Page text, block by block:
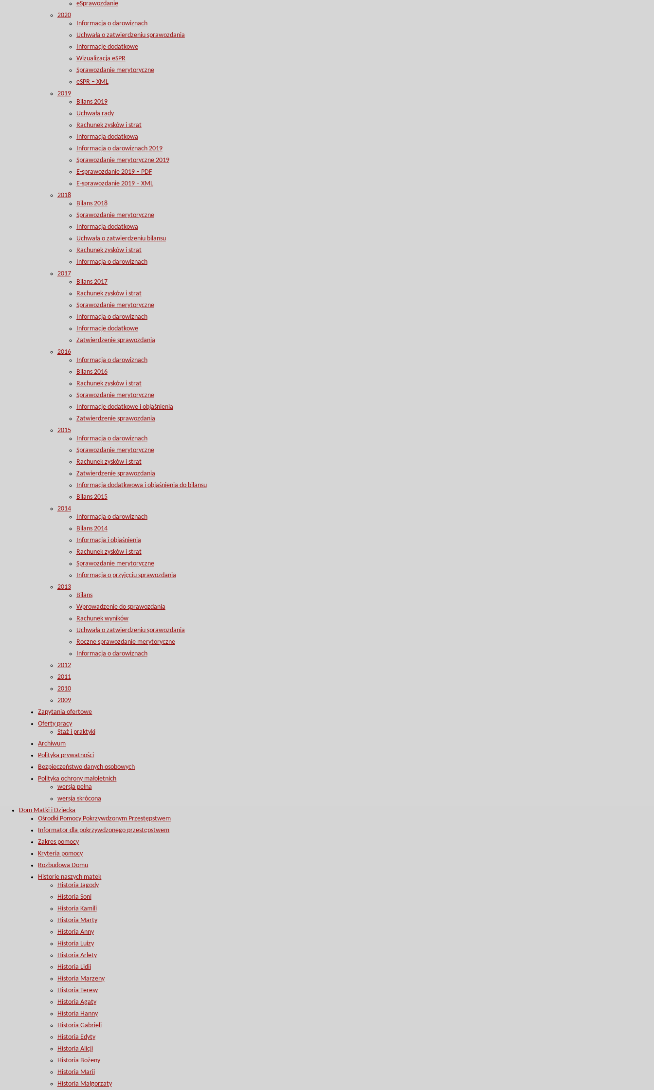
eSprawozdanie
2020
Informacja o darowiznach
Uchwała o zatwierdzeniu sprawozdania
Informacje dodatkowe
Wizualizacja eSPR
Sprawozdanie merytoryczne
eSPR – XML
2019
Bilans 2019
Uchwała rady
Rachunek zysków i strat
Informacja dodatkowa
Informacja o darowiznach 2019
Sprawozdanie merytoryczne 2019
E-sprawozdanie 2019 – PDF
E-sprawozdanie 2019 – XML
2018
Bilans 2018
Sprawozdanie merytoryczne
Informacja dodatkowa
Uchwała o zatwierdzeniu bilansu
Rachunek zysków i strat
Informacja o darowiznach
2017
Bilans 2017
Rachunek zysków i strat
Sprawozdanie merytoryczne
Informacja o darowiznach
Informacje dodatkowe
Zatwierdzenie sprawozdania
2016
Informacja o darowiznach
Bilans 2016
Rachunek zysków i strat
Sprawozdanie merytoryczne
Informacje dodatkowe i objaśnienia
Zatwierdzenie sprawozdania
2015
Informacja o darowiznach
Sprawozdanie merytoryczne
Rachunek zysków i strat
Zatwierdzenie sprawozdania
Informacja dodatkwowa i objaśnienia do bilansu
Bilans 2015
2014
Informacja o darowiznach
Bilans 2014
Informacja i objaśnienia
Rachunek zysków i strat
Sprawozdanie merytoryczne
Informacja o przyjęciu sprawozdania
2013
Bilans
Wprowadzenie do sprawozdania
Rachunek wyników
Uchwała o zatwierdzeniu sprawozdania
Roczne sprawozdanie merytoryczne
Informacja o darowiznach
2012
2011
2010
2009
Zapytania ofertowe
Oferty pracy
Staż i praktyki
Archiwum
Polityka prywatności
Bezpieczeństwo danych osobowych
Polityka ochrony małoletnich
wersja pełna
wersja skrócona
Dom Matki i Dziecka
Ośrodki Pomocy Pokrzywdzonym Przestępstwem
Informator dla pokrzywdzonego przestępstwem
Zakres pomocy
Kryteria pomocy
Rozbudowa Domu
Historie naszych matek
Historia Jagody
Historia Soni
Historia Kamili
Historia Marty
Historia Anny
Historia Luizy
Historia Arlety
Historia Lidii
Historia Marzeny
Historia Teresy
Historia Agaty
Historia Hanny
Historia Gabrieli
Historia Edyty
Historia Alicji
Historia Bożeny
Historia Marii
Historia Małgorzaty